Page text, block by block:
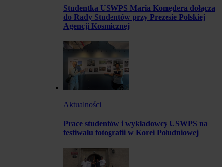
Studentka USWPS Maria Komędera dołącza
do Rady Studentów przy Prezesie Polskiej
Agencji Kosmicznej
Aktualności
Prace studentów i wykładowcy USWPS na
festiwalu fotografii w Korei Południowej